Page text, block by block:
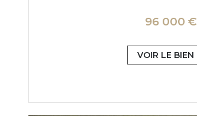
96 000 €
VOIR LE BIEN